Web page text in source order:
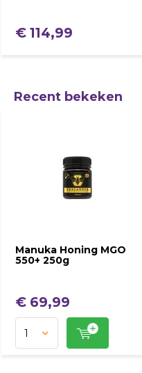
€ 114,99
Recent bekeken
Manuka Honing MGO
550+ 250g
€ 69,99